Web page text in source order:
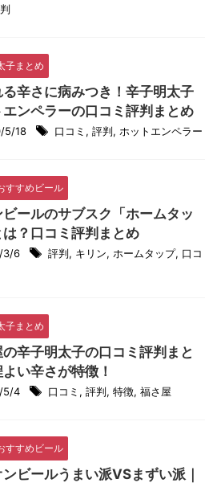
子まとめ
る辛さに病みつき！辛子明太子
ンペラーの口コミ評判まとめ
5/18 口コミ , 評判, ホットエンペラー
すすめビール
ビールのサブスク「ホームタッ
は？口コミ評判まとめ
3/6 評判, キリン, ホームタップ, 口コ
子まとめ
辛子明太子の口コミ評判まと
い辛さが特徴！
5/4 口コミ , 評判, 特徴, 福さ屋
すすめビール
ビールうまい派VSまずい派｜